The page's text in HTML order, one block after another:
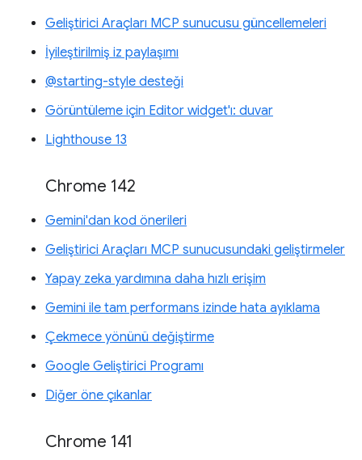
Geliştirici Araçları MCP sunucusu güncellemeleri
İyileştirilmiş iz paylaşımı
@starting-style desteği
Görüntüleme için Editor widget'ı: duvar
Lighthouse 13
Chrome 142
Gemini'dan kod önerileri
Geliştirici Araçları MCP sunucusundaki geliştirmeler
Yapay zeka yardımına daha hızlı erişim
Gemini ile tam performans izinde hata ayıklama
Çekmece yönünü değiştirme
Google Geliştirici Programı
Diğer öne çıkanlar
Chrome 141